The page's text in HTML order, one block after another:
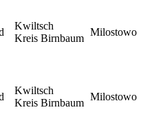
Kwiltsch
Kreis Birnbaum
Milostowo
Kwiltsch
Kreis Birnbaum
Milostowo